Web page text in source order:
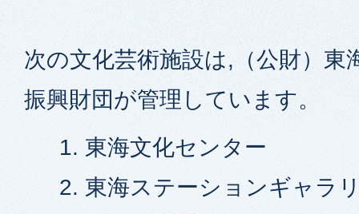
次の文化芸術施設は,（公財）東
振興財団が管理しています。
東海文化センター
東海ステーションギャラ